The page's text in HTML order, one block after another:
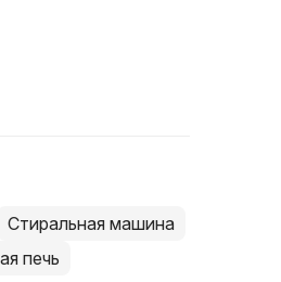
Стиральная машина
печь